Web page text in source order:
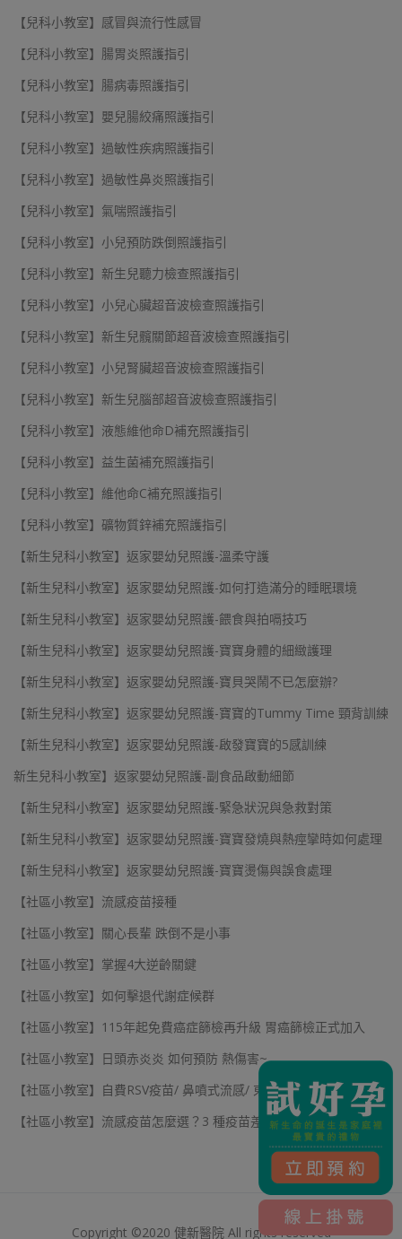
【兒科小教室】感冒與流行性感冒
【兒科小教室】腸胃炎照護指引
【兒科小教室】腸病毒照護指引
【兒科小教室】嬰兒腸絞痛照護指引
【兒科小教室】過敏性疾病照護指引
【兒科小教室】過敏性鼻炎照護指引
【兒科小教室】氣喘照護指引
【兒科小教室】小兒預防跌倒照護指引
【兒科小教室】新生兒聽力檢查照護指引
【兒科小教室】小兒心臟超音波檢查照護指引
【兒科小教室】新生兒髖關節超音波檢查照護指引
【兒科小教室】小兒腎臟超音波檢查照護指引
【兒科小教室】新生兒腦部超音波檢查照護指引
【兒科小教室】液態維他命D補充照護指引
【兒科小教室】益生菌補充照護指引
【兒科小教室】維他命C補充照護指引
【兒科小教室】礦物質鋅補充照護指引
【新生兒科小教室】返家嬰幼兒照護-溫柔守護
【新生兒科小教室】返家嬰幼兒照護-如何打造滿分的睡眠環境
【新生兒科小教室】返家嬰幼兒照護-餵食與拍嗝技巧
【新生兒科小教室】返家嬰幼兒照護-寶寶身體的細緻護理
【新生兒科小教室】返家嬰幼兒照護-寶貝哭鬧不已怎麼辦?
【新生兒科小教室】返家嬰幼兒照護-寶寶的Tummy Time 頸背訓練
【新生兒科小教室】返家嬰幼兒照護-啟發寶寶的5感訓練
新生兒科小教室】返家嬰幼兒照護-副食品啟動細節
【新生兒科小教室】返家嬰幼兒照護-緊急狀況與急救對策
【新生兒科小教室】返家嬰幼兒照護-寶寶發燒與熱痙攣時如何處理
【新生兒科小教室】返家嬰幼兒照護-寶寶燙傷與誤食處理
【社區小教室】流感疫苗接種
【社區小教室】關心長輩 跌倒不是小事
【社區小教室】掌握4大逆齡關鍵
【社區小教室】如何擊退代謝症候群
【社區小教室】115年起免費癌症篩檢再升級 胃癌篩檢正式加入
【社區小教室】日頭赤炎炎 如何預防 熱傷害~
【社區小教室】自費RSV疫苗/ 鼻噴式流感/ 東洋流感疫苗預約
【社區小教室】流感疫苗怎麼選？3 種疫苗差別告訴你
Copyright ©2020 健新醫院 All rights reserved